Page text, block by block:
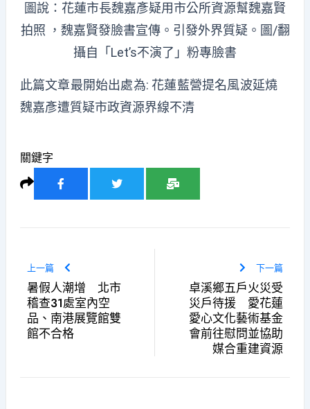
圖說：花蓮市長魏嘉彥疑用市公所資源幫魏嘉賢
拍照 ，魏嘉賢發臉書宣傳。引發外界質疑。圖/翻
攝自「Let’s不演了」粉專臉書
此篇文章最開始出處為:花蓮藍營提名風波延燒
魏嘉彥遭質疑市政資源界線不清
關鍵字
上一篇
暑假人潮增 北市
稽查31處室內空
品、南港展覽館雙
館不合格
下一篇
卓溪鄉五戶火災受
災戶待援 愛花蓮
愛心文化藝術基金
會前往慰問並協助
媒合重建資源